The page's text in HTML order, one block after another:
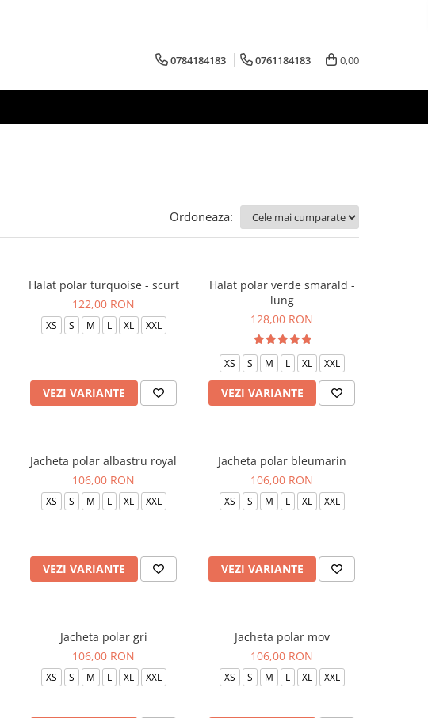
0784184183 0761184183 0,00
Ordoneaza:
Halat polar turquoise - scurt
122,00 RON
XS S M L XL XXL
VEZI VARIANTE
Halat polar verde smarald -
lung
128,00 RON
XS S M L XL XXL
VEZI VARIANTE
Jacheta polar albastru royal
106,00 RON
XS S M L XL XXL
VEZI VARIANTE
Jacheta polar bleumarin
106,00 RON
XS S M L XL XXL
VEZI VARIANTE
Jacheta polar gri
106,00 RON
XS S M L XL XXL
Jacheta polar mov
106,00 RON
XS S M L XL XXL